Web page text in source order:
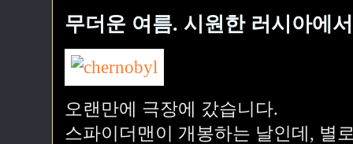
무더운 여름. 시원한 러시아에
오랜만에 극장에 갔습니다.
스파이더맨이 개봉하는 날인데, 별